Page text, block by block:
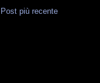
Post più recente